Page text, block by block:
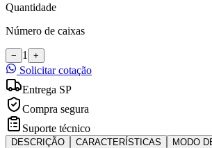
Quantidade
Número de caixas
− 1 +
Solicitar cotação
Entrega SP
Compra segura
Suporte técnico
DESCRIÇÃO CARACTERÍSTICAS
MODO